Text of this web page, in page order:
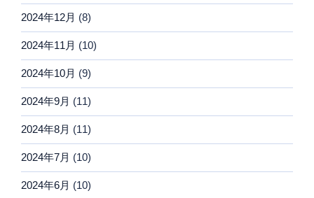
2024年12月 (8)
2024年11月 (10)
2024年10月 (9)
2024年9月 (11)
2024年8月 (11)
2024年7月 (10)
2024年6月 (10)